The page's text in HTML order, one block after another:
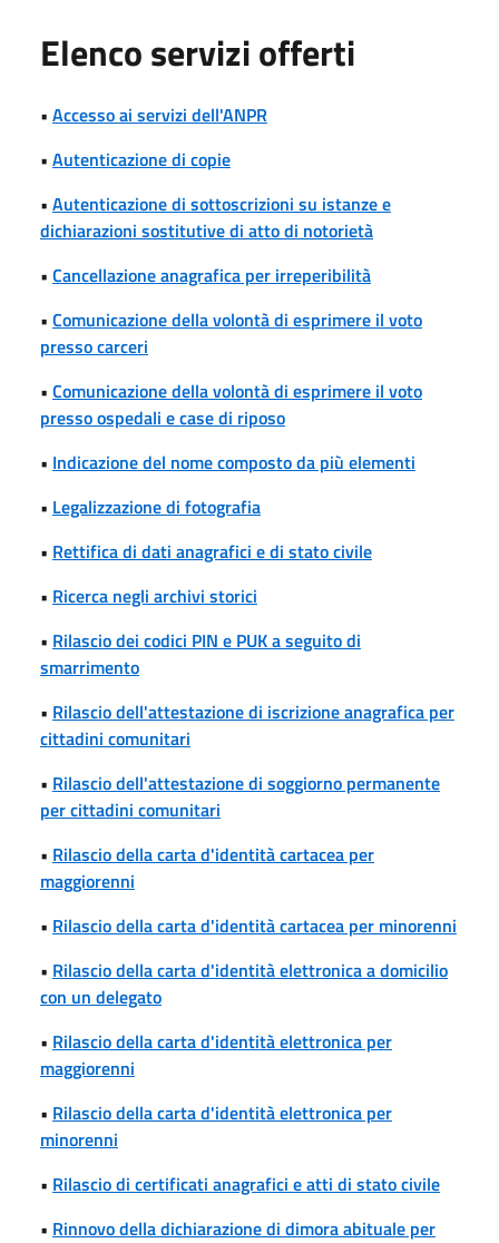
Elenco servizi offerti
• Accesso ai servizi dell'ANPR
• Autenticazione di copie
• Autenticazione di sottoscrizioni su istanze e
dichiarazioni sostitutive di atto di notorietà
• Cancellazione anagrafica per irreperibilità
• Comunicazione della volontà di esprimere il voto
presso carceri
• Comunicazione della volontà di esprimere il voto
presso ospedali e case di riposo
• Indicazione del nome composto da più elementi
• Legalizzazione di fotografia
• Rettifica di dati anagrafici e di stato civile
• Ricerca negli archivi storici
• Rilascio dei codici PIN e PUK a seguito di
smarrimento
• Rilascio dell'attestazione di iscrizione anagrafica per
cittadini comunitari
• Rilascio dell'attestazione di soggiorno permanente
per cittadini comunitari
• Rilascio della carta d'identità cartacea per
maggiorenni
• Rilascio della carta d'identità cartacea per minorenni
• Rilascio della carta d'identità elettronica a domicilio
con un delegato
• Rilascio della carta d'identità elettronica per
maggiorenni
• Rilascio della carta d'identità elettronica per
minorenni
• Rilascio di certificati anagrafici e atti di stato civile
• Rinnovo della dichiarazione di dimora abituale per